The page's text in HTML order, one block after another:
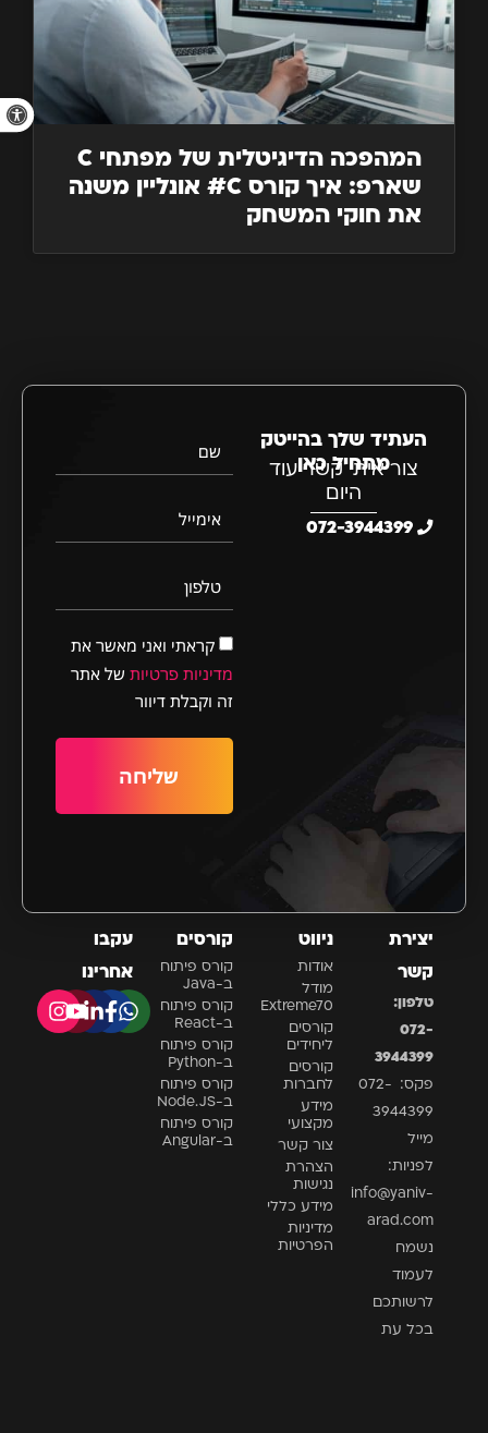
פתח
המהפכה הדיגיטלית של מפתחי C
שארפ: איך קורס C# אונליין משנה
את חוקי המשחק
העתיד שלך בהייטק
מתחיל כאן
צור איתי קשר עוד
היום
שם
אימייל
טלפון
קראתי ואני מאשר את
מדיניות פרטיות של אתר
זה וקבלת דיוור
שליחה
יצירת
קשר
טלפון:
072-
3944399
פקס: 072-
3944399
מייל
לפניות:
info@yaniv-
arad.com
נשמח
לעמוד
לרשותכם
בכל עת
ניווט
אודות
מודל
Extreme70
קורסים
ליחידים
קורסים
לחברות
מידע
מקצועי
צור קשר
הצהרת
נגישות
מידע כללי
מדיניות
הפרטיות
קורסים
קורס פיתוח
ב-Java
קורס פיתוח
ב-React
קורס פיתוח
ב-Python
קורס פיתוח
ב-Node.JS
קורס פיתוח
ב-Angular
עקבו
אחרינו